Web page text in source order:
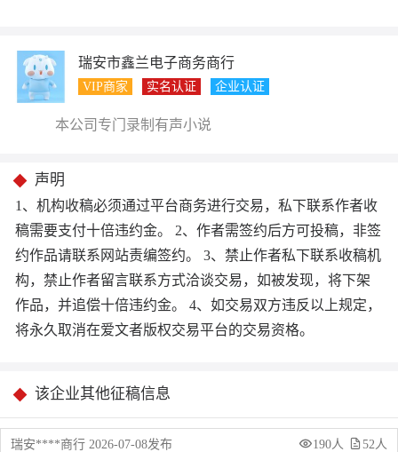
瑞安市鑫兰电子商务商行
VIP商家 实名认证 企业认证
本公司专门录制有声小说
声明
1、机构收稿必须通过平台商务进行交易，私下联系作者收
稿需要支付十倍违约金。 2、作者需签约后方可投稿，非签
约作品请联系网站责编签约。 3、禁止作者私下联系收稿机
构，禁止作者留言联系方式洽谈交易，如被发现，将下架
作品，并追偿十倍违约金。 4、如交易双方违反以上规定，
将永久取消在爱文者版权交易平台的交易资格。
该企业其他征稿信息
瑞安****商行 2026-07-08发布 190人 52人